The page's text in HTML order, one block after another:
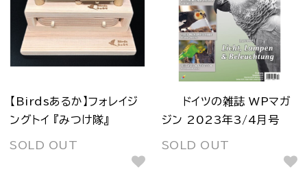
【Birdsあるか】フォレイジ
ングトイ 『みつけ隊』
SOLD OUT
ドイツの雑誌 WPマガ
ジン 2023年3/4月号
SOLD OUT